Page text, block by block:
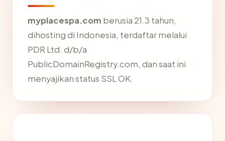
myplacespa.com berusia 21.3 tahun,
dihosting di Indonesia, terdaftar melalui
PDR Ltd. d/b/a
PublicDomainRegistry.com, dan saat ini
menyajikan status SSL OK.